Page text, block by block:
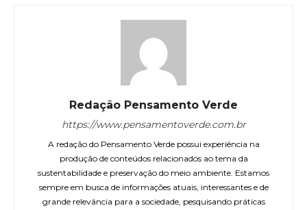
Redação Pensamento Verde
https://www.pensamentoverde.com.br
A redação do Pensamento Verde possui experiência na
produção de conteúdos relacionados ao tema da
sustentabilidade e preservação do meio ambiente. Estamos
sempre em busca de informações atuais, interessantes e de
grande relevância para a sociedade, pesquisando práticas